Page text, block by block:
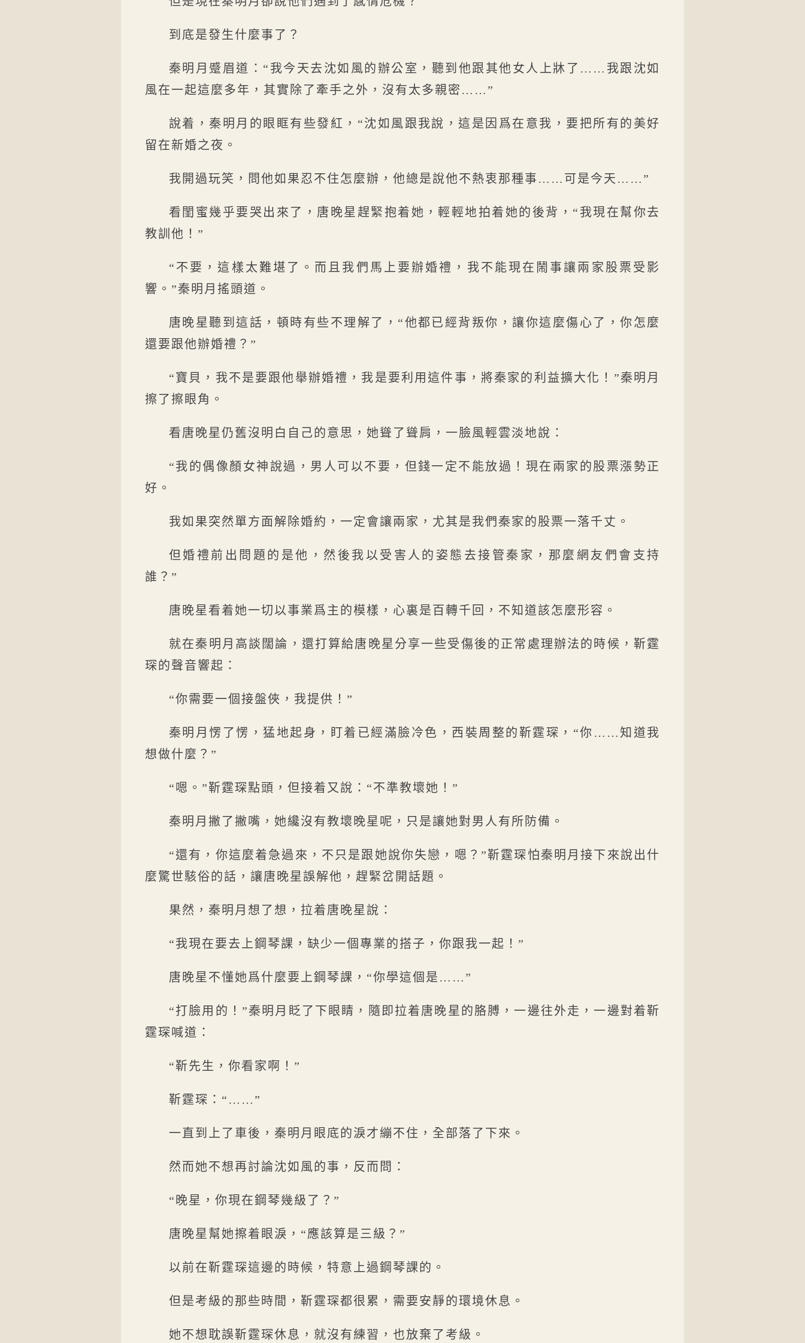
到底是發生什麼事了？
秦明月蹙眉道：“我今天去沈如風的辦公室，聽到他跟其他女人上牀了……我跟沈如
風在一起這麼多年，其實除了牽手之外，沒有太多親密……”
說着，秦明月的眼眶有些發紅，“沈如風跟我說，這是因爲在意我，要把所有的美好
留在新婚之夜。
我開過玩笑，問他如果忍不住怎麼辦，他總是說他不熱衷那種事……可是今天……”
看閨蜜幾乎要哭出來了，唐晚星趕緊抱着她，輕輕地拍着她的後背，“我現在幫你去
教訓他！”
“不要，這樣太難堪了。而且我們馬上要辦婚禮，我不能現在鬧事讓兩家股票受影
響。”秦明月搖頭道。
唐晚星聽到這話，頓時有些不理解了，“他都已經背叛你，讓你這麼傷心了，你怎麼
還要跟他辦婚禮？”
“寶貝，我不是要跟他舉辦婚禮，我是要利用這件事，將秦家的利益擴大化！”秦明月
擦了擦眼角。
看唐晚星仍舊沒明白自己的意思，她聳了聳肩，一臉風輕雲淡地說：
“我的偶像顏女神說過，男人可以不要，但錢一定不能放過！現在兩家的股票漲勢正
好。
我如果突然單方面解除婚約，一定會讓兩家，尤其是我們秦家的股票一落千丈。
但婚禮前出問題的是他，然後我以受害人的姿態去接管秦家，那麼網友們會支持
誰？”
唐晚星看着她一切以事業爲主的模樣，心裏是百轉千回，不知道該怎麼形容。
就在秦明月高談闊論，還打算給唐晚星分享一些受傷後的正常處理辦法的時候，靳霆
琛的聲音響起：
“你需要一個接盤俠，我提供！”
秦明月愣了愣，猛地起身，盯着已經滿臉冷色，西裝周整的靳霆琛，“你……知道我
想做什麼？”
“嗯。”靳霆琛點頭，但接着又說：“不準教壞她！”
秦明月撇了撇嘴，她纔沒有教壞晚星呢，只是讓她對男人有所防備。
“還有，你這麼着急過來，不只是跟她說你失戀，嗯？”靳霆琛怕秦明月接下來說出什
麼驚世駭俗的話，讓唐晚星誤解他，趕緊岔開話題。
果然，秦明月想了想，拉着唐晚星說：
“我現在要去上鋼琴課，缺少一個專業的搭子，你跟我一起！”
唐晚星不懂她爲什麼要上鋼琴課，“你學這個是……”
“打臉用的！”秦明月眨了下眼睛，隨即拉着唐晚星的胳膊，一邊往外走，一邊對着靳
霆琛喊道：
“靳先生，你看家啊！”
靳霆琛：“……”
一直到上了車後，秦明月眼底的淚才繃不住，全部落了下來。
然而她不想再討論沈如風的事，反而問：
“晚星，你現在鋼琴幾級了？”
唐晚星幫她擦着眼淚，“應該算是三級？”
以前在靳霆琛這邊的時候，特意上過鋼琴課的。
但是考級的那些時間，靳霆琛都很累，需要安靜的環境休息。
她不想耽誤靳霆琛休息，就沒有練習，也放棄了考級。